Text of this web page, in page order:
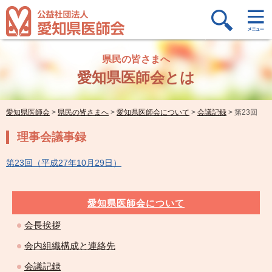
県民の皆さまへ
愛知県医師会とは
愛知県医師会 > 県民の皆さまへ > 愛知県医師会について > 会議記録 > 第23回
理事会議事録
第23回（平成27年10月29日）
愛知県医師会について
会長挨拶
会内組織構成と連絡先
会議記録